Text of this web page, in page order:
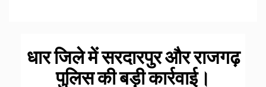
धार जिले में सरदारपुर और राजगढ़
पुलिस की बड़ी कार्रवाई।